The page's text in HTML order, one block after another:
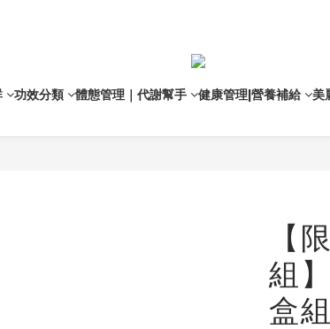
功效分類 體態管理｜代謝幫手 健康管理|營養補給 美
【
組
盒組